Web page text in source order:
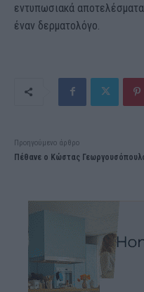
εντυπωσιακά
έναν δερματολόγο.
Προηγούμενο άρθρο
Πέθανε ο Κώστας